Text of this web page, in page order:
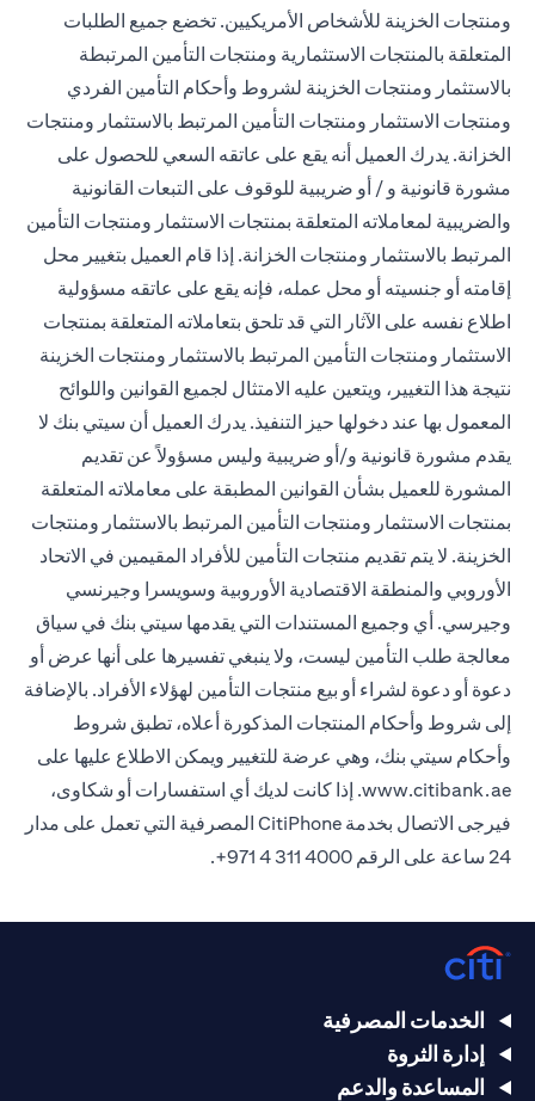
ومنتجات الخزينة للأشخاص الأمريكيين. تخضع جميع الطلبات
المتعلقة بالمنتجات الاستثمارية ومنتجات التأمين المرتبطة
بالاستثمار ومنتجات الخزينة لشروط وأحكام التأمين الفردي
ومنتجات الاستثمار ومنتجات التأمين المرتبط بالاستثمار ومنتجات
الخزانة. يدرك العميل أنه يقع على عاتقه السعي للحصول على
مشورة قانونية و / أو ضريبية للوقوف على التبعات القانونية
والضريبية لمعاملاته المتعلقة بمنتجات الاستثمار ومنتجات التأمين
المرتبط بالاستثمار ومنتجات الخزانة. إذا قام العميل بتغيير محل
إقامته أو جنسيته أو محل عمله، فإنه يقع على عاتقه مسؤولية
اطلاع نفسه على الآثار التي قد تلحق بتعاملاته المتعلقة بمنتجات
الاستثمار ومنتجات التأمين المرتبط بالاستثمار ومنتجات الخزينة
نتيجة هذا التغيير، ويتعين عليه الامتثال لجميع القوانين واللوائح
المعمول بها عند دخولها حيز التنفيذ. يدرك العميل أن سيتي بنك لا
يقدم مشورة قانونية و/أو ضريبية وليس مسؤولاً عن تقديم
المشورة للعميل بشأن القوانين المطبقة على معاملاته المتعلقة
بمنتجات الاستثمار ومنتجات التأمين المرتبط بالاستثمار ومنتجات
الخزينة. لا يتم تقديم منتجات التأمين للأفراد المقيمين في الاتحاد
الأوروبي والمنطقة الاقتصادية الأوروبية وسويسرا وجيرنسي
وجيرسي. أي وجميع المستندات التي يقدمها سيتي بنك في سياق
معالجة طلب التأمين ليست، ولا ينبغي تفسيرها على أنها عرض أو
دعوة أو دعوة لشراء أو بيع منتجات التأمين لهؤلاء الأفراد. بالإضافة
إلى شروط وأحكام المنتجات المذكورة أعلاه، تطبق شروط
وأحكام سيتي بنك، وهي عرضة للتغيير ويمكن الاطلاع عليها على
www.citibank.ae. إذا كانت لديك أي استفسارات أو شكاوى،
فيرجى الاتصال بخدمة CitiPhone المصرفية التي تعمل على مدار
24 ساعة على الرقم 4000 311 4 971+.
الخدمات المصرفية
إدارة الثروة
المساعدة والدعم